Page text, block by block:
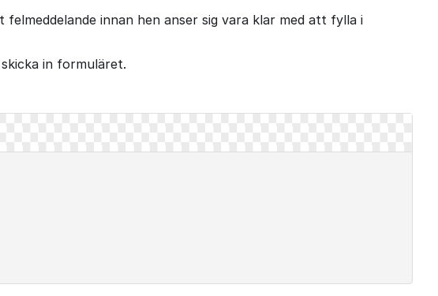
innan hen anser sig vara klar med att fylla i
in formuläret.